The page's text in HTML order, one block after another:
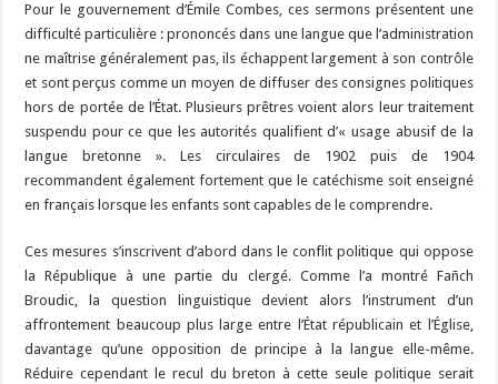
Pour le gouvernement d’Émile Combes, ces sermons présentent une
difficulté particulière : prononcés dans une langue que l’administration
ne maîtrise généralement pas, ils échappent largement à son contrôle
et sont perçus comme un moyen de diffuser des consignes politiques
hors de portée de l’État. Plusieurs prêtres voient alors leur traitement
suspendu pour ce que les autorités qualifient d’« usage abusif de la
langue bretonne ». Les circulaires de 1902 puis de 1904
recommandent également fortement que le catéchisme soit enseigné
en français lorsque les enfants sont capables de le comprendre.
Ces mesures s’inscrivent d’abord dans le conflit politique qui oppose
la République à une partie du clergé. Comme l’a montré Fañch
Broudic, la question linguistique devient alors l’instrument d’un
affrontement beaucoup plus large entre l’État républicain et l’Église,
davantage qu’une opposition de principe à la langue elle-même.
Réduire cependant le recul du breton à cette seule politique serait